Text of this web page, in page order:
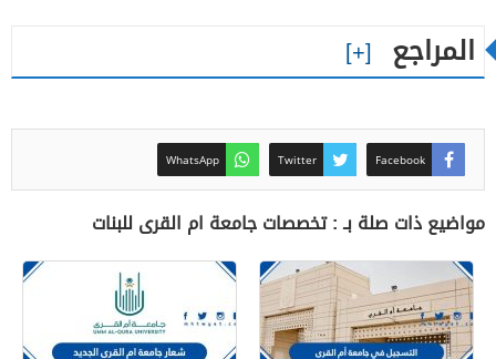
المراجع
Facebook
Twitter
WhatsApp
مواضيع ذات صلة بـ : تخصصات جامعة ام القرى للبنات